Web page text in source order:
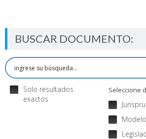
BUSCAR DOCUMENTO:
Solo resultados
exactos
Seleccione